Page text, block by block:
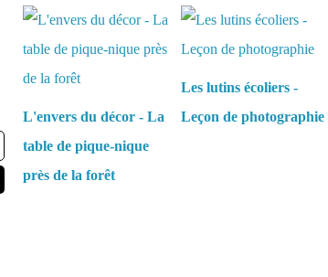
L'envers du décor - La
table de pique-nique
près de la forêt
Les lutins écoliers -
Leçon de photographie